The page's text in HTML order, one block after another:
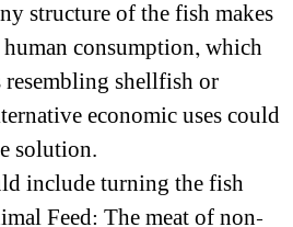
structure of the fish makes
consumption, which
resembling shellfish or
economic uses could
solution.
include turning the fish
Feed: The meat of non-